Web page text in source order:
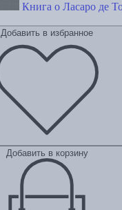
Книга о Ласаро де
Добавить в избранное
Добавить в корзину